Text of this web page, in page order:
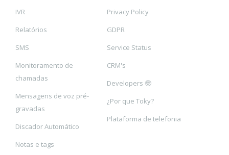
IVR
Relatórios
SMS
Monitoramento de
chamadas
Mensagens de voz pré-
gravadas
Discador Automático
Notas e tags
Privacy Policy
GDPR
Service Status
CRM's
Developers 🤓
¿Por que Toky?
Plataforma de telefonia